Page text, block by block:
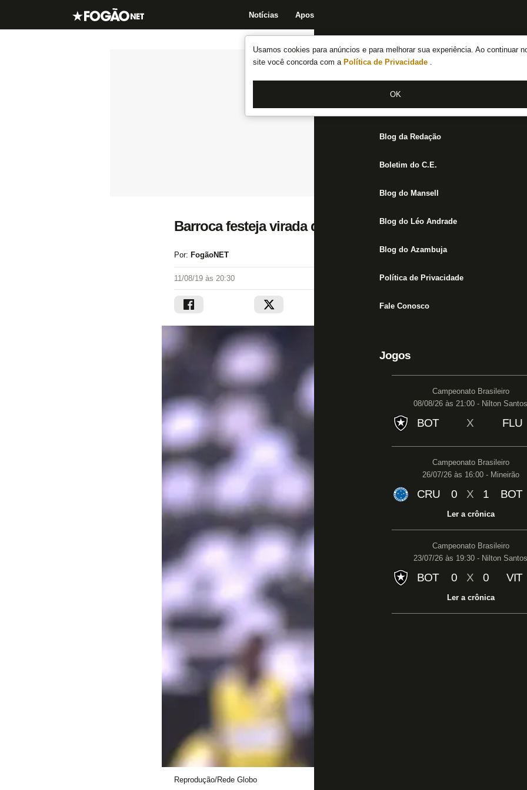
Usamos cookies para anúncios e para melhorar sua experiência. Ao continuar
site você concorda com a Política de Privacidade .
OK
Notícias Apostas
Notícias do Botafogo
Fórum
Jogos
Blog da Redação
Boletim do C.E.
Blog do Mansell
Blog do Léo Andrade
Blog do Azambuja
Política de Privacidade
Fale Conosco
Jogos
Campeonato Brasileiro
08/08/26 às 21:00 - Nilton Santos
BOT X FLU
Campeonato Brasileiro
26/07/26 às 16:00 - Mineirão
CRU 0 X 1 BOT
Ler a crônica
Campeonato Brasileiro
23/07/26 às 19:30 - Nilton Santos
BOT 0 X 0 VIT
Ler a crônica
Barroca festeja virada do Botafogo e exalta jogadores:
Por: FogãoNET
11/08/19 às 20:30
Reprodução/Rede Globo